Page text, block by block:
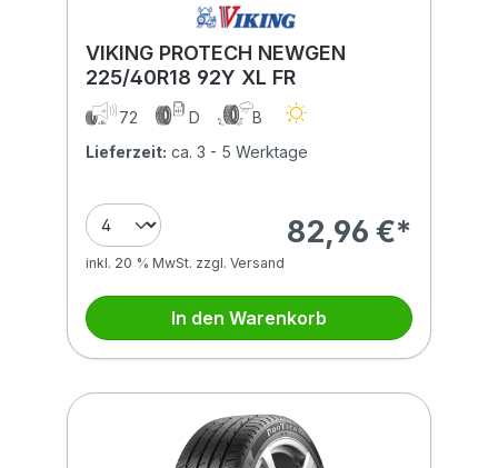
VIKING PROTECH NEWGEN
225/40R18 92Y XL FR
72 D
B
Lieferzeit: ca. 3 - 5 Werktage
82,96 €*
inkl. 20 % MwSt. zzgl. Versand
In den Warenkorb